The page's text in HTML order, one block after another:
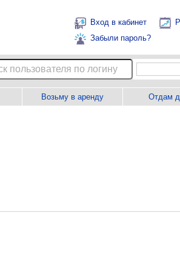
Вход в кабинет
Забыли пароль?
Возьму в аренду Отдам